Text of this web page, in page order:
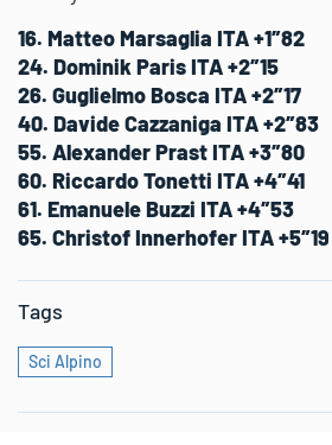
16. Matteo Marsaglia ITA +1″82
24. Dominik Paris ITA +2″15
26. Guglielmo Bosca ITA +2″17
40. Davide Cazzaniga ITA +2″83
55. Alexander Prast ITA +3″80
60. Riccardo Tonetti ITA +4″41
61. Emanuele Buzzi ITA +4″53
65. Christof Innerhofer ITA +5″19
Tags
Sci Alpino